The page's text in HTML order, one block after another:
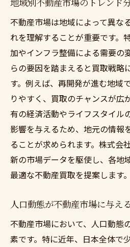
不動産市場は地域によって異な
れを理解することが重要です。
加やインフラ整備による需要の
らの要因を踏まえると買取戦略
す。例えば、再開発が進む地域
りやすく、買取のチャンスが広
有の経済活動やライフスタイル
影響を与えるため、地元の情報
ることが求められます。株式会
新の市場データを駆使し、各地
最適な不動産買取を提案します。
人口動態が不動産市場に与え
不動産市場において、人口動態
素です。特に近年、日本全体で